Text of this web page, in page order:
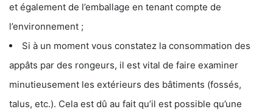
et également de l’emballage en tenant compte de
l’environnement ;
Si à un moment vous constatez la consommation des
appâts par des rongeurs, il est vital de faire examiner
minutieusement les extérieurs des bâtiments (fossés,
talus, etc.). Cela est dû au fait qu’il est possible qu’une